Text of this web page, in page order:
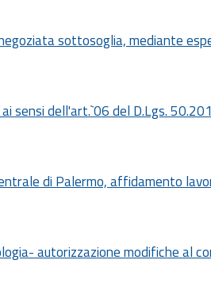
sottosoglia, mediante
sensi dell'art.`06 del D.Lgs.
di Palermo, affidamento
autorizzazione modifiche al